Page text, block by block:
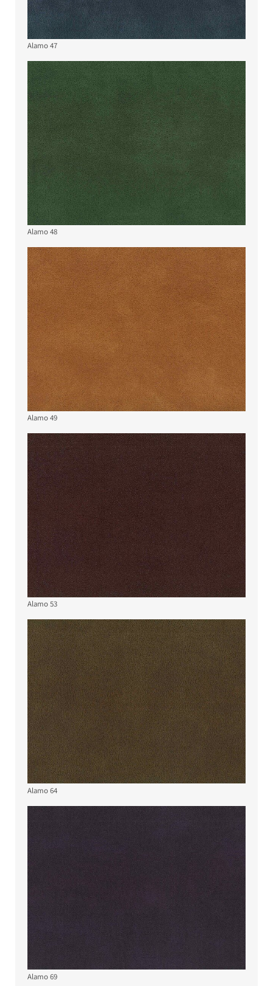
Alamo 47
Alamo 48
Alamo 49
Alamo 53
Alamo 64
Alamo 69